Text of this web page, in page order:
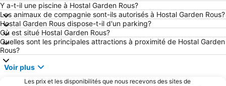
Malvarrosa
El Saler
de Puçol
Tavernes
Stade de Mestella
El Perelló
Pobla de Farnals
Puerta del Mar
Benimaclet
Y a-t-il une piscine à Hostal Garden Rous?
Les animaux de compagnie sont-ils autorisés à Hostal Garden Rous?
Hostal Garden Rous dispose-t-il d'un parking?
Où est situé Hostal Garden Rous?
Quelles sont les principales attractions à proximité de Hostal Garden
Rous?
Voir plus
Les prix et les disponibilités que nous recevons des sites de